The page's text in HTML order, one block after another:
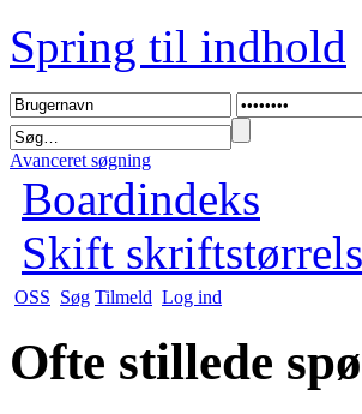
Spring til indhold
Avanceret søgning
Boardindeks
Skift
OSS Søg Tilmeld Log ind
Ofte stillede